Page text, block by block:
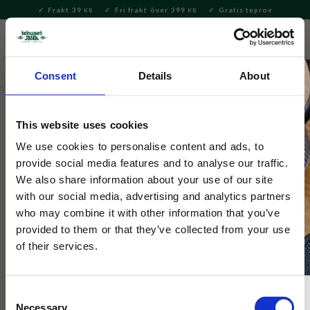
Consent Details About
This website uses cookies
We use cookies to personalise content and ads, to
provide social media features and to analyse our traffic.
We also share information about your use of our site
with our social media, advertising and analytics partners
who may combine it with other information that you’ve
provided to them or that they’ve collected from your use
of their services.
Necessary
Meny
Frakt 39 KR Fri frakt över 399 KR Gratis teprov
Servering & Dukning
Tehuset Java
Emaljmugg Lund
Nyhet! Vår emaljmugg med klassiska motiv från Lund.